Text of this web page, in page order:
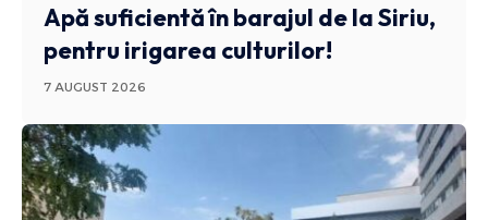
Apă suficientă în barajul de la Siriu,
pentru irigarea culturilor!
7 AUGUST 2026